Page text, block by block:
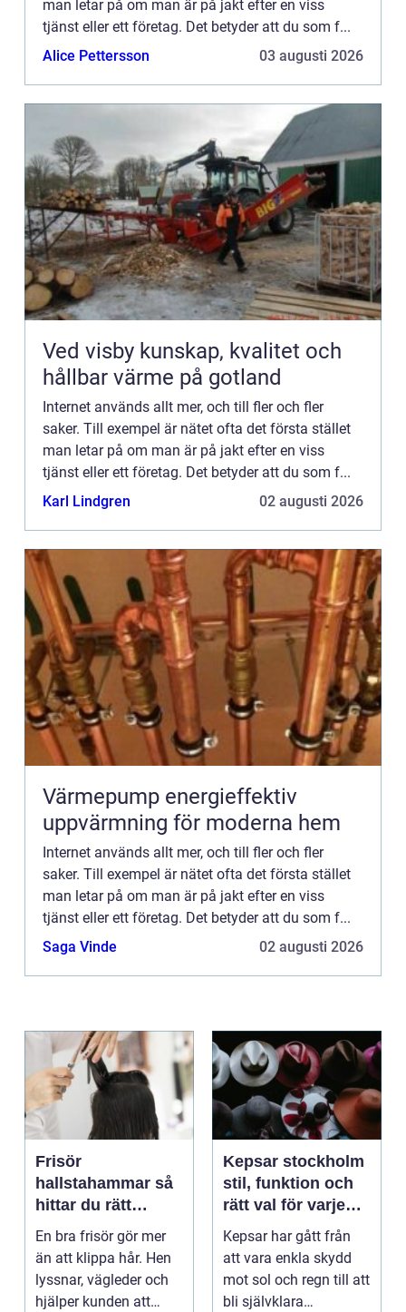
man letar på om man är på jakt efter en viss
tjänst eller ett företag. Det betyder att du som f...
Alice Pettersson
03 augusti 2026
Ved visby kunskap, kvalitet och
hållbar värme på gotland
Internet används allt mer, och till fler och fler
saker. Till exempel är nätet ofta det första stället
man letar på om man är på jakt efter en viss
tjänst eller ett företag. Det betyder att du som f...
Karl Lindgren
02 augusti 2026
Värmepump energieffektiv
uppvärmning för moderna hem
Internet används allt mer, och till fler och fler
saker. Till exempel är nätet ofta det första stället
man letar på om man är på jakt efter en viss
tjänst eller ett företag. Det betyder att du som f...
Saga Vinde
02 augusti 2026
Frisör
hallstahammar så
hittar du rätt
salong för stil,
kvalitet och känsla
En bra frisör gör mer
än att klippa hår. Hen
lyssnar, vägleder och
hjälper kunden att
Kepsar stockholm
stil, funktion och
rätt val för varje
huvud
Kepsar har gått från
att vara enkla skydd
mot sol och regn till att
bli självklara